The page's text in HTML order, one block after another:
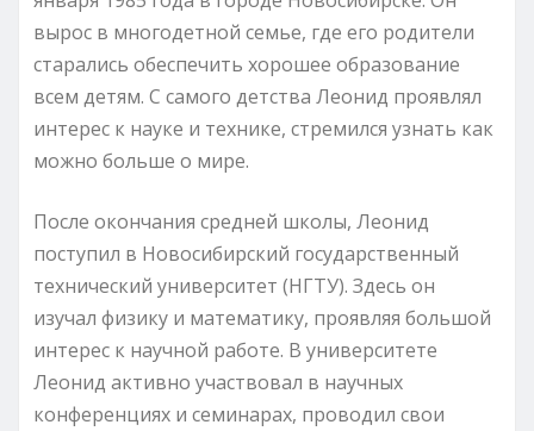
вырос в многодетной семье, где его родители
старались обеспечить хорошее образование
всем детям. С самого детства Леонид проявлял
интерес к науке и технике, стремился узнать как
можно больше о мире.
После окончания средней школы, Леонид
поступил в Новосибирский государственный
технический университет (НГТУ). Здесь он
изучал физику и математику, проявляя большой
интерес к научной работе. В университете
Леонид активно участвовал в научных
конференциях и семинарах, проводил свои